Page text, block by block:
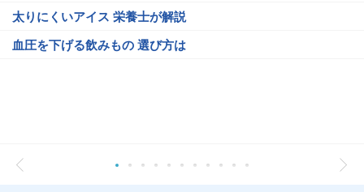
太りにくいアイス 栄養士が解説
血圧を下げる飲みもの 選び方は